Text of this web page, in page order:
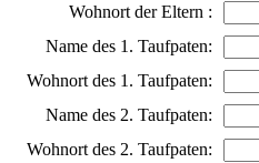
Wohnort der Eltern :
Name des 1. Taufpaten:
Wohnort des 1. Taufpaten:
Name des 2. Taufpaten:
Wohnort des 2. Taufpaten: